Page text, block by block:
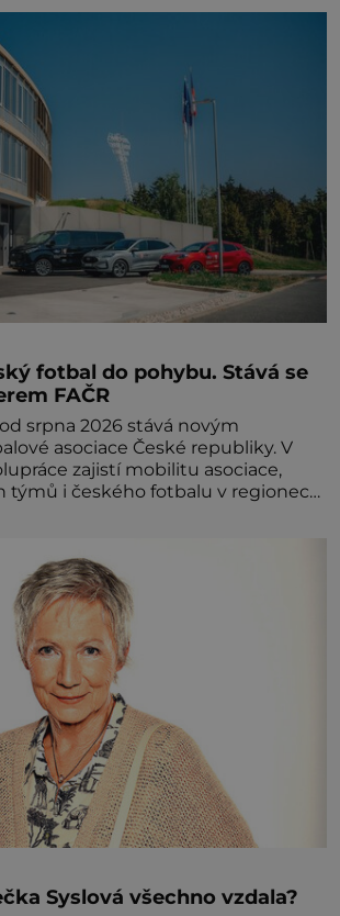
fotbal do pohybu. Stává se
FAČR
srpna 2026 stává novým
asociace České republiky. V
zajistí mobilitu asociace,
týmů i českého fotbalu v regionech.
Syslová všechno vzdala?